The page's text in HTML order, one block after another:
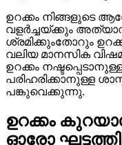
ഉറക്കം നിങ്ങളുടെ
വളർച്ചയ്ക്കും
ശ്രമിക്കുംതോറും
വലിയ മാനസിക
ഉറക്കം
പരിഹരിക്കാനുള്ള
പങ്കുവെക്കുന്നു.
ഉറക്കം
ഓരോ